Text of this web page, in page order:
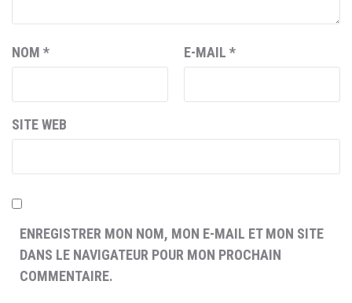
NOM * E-MAIL *
SITE WEB
ENREGISTRER MON NOM, MON E-MAIL ET MON SITE
DANS LE NAVIGATEUR POUR MON PROCHAIN
COMMENTAIRE.